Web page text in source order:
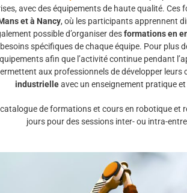
avec des équipements de haute qualité. Ces
et à Nancy, où les participants apprennent
possible d’organiser desformations en
spécifiques de chaque équipe. Pour plus
afin que l’activité continue pendant
aux professionnels de développer leurs
industrielleavec un enseignement pratique et
de formations et cours en robotique et
jours pour des sessions inter- ou intra-